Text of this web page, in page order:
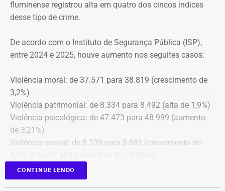
Além disso, o tribunal aprovou a expedição de ofício com
cópia integral do processo ao Ministério Público do
apuração de possíveis ilícitos nas esferas cível e criminal,
e à Secretaria de Regime Próprio e Complementar do
fluminense registrou alta em quatro dos cincos índices
desse tipo de crime.
De acordo com o Instituto de Segurança Pública (ISP),
entre 2024 e 2025, houve aumento nos seguites casos:
Violência moral: de 37.571 para 38.819 (crescimento de
3,2%)
Violência patrimonial: de 8.334 para 8.492 (alta de 1,9%)
Violência psicológica: de 47.473 para 48.999 (aumento
de 3,21%)
Violência sexual: de 8.339 para 8.681 (crescimento de
A única estatística que apresentou queda foi a de
violência física, que passou de 43.743 em 2024 para
CONTINUE LENDO